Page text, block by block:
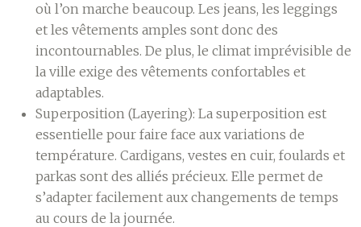
où l’on marche beaucoup. Les jeans, les leggings
et les vêtements amples sont donc des
incontournables. De plus, le climat imprévisible de
la ville exige des vêtements confortables et
adaptables.
Superposition (Layering): La superposition est
essentielle pour faire face aux variations de
température. Cardigans, vestes en cuir, foulards et
parkas sont des alliés précieux. Elle permet de
s’adapter facilement aux changements de temps
au cours de la journée.